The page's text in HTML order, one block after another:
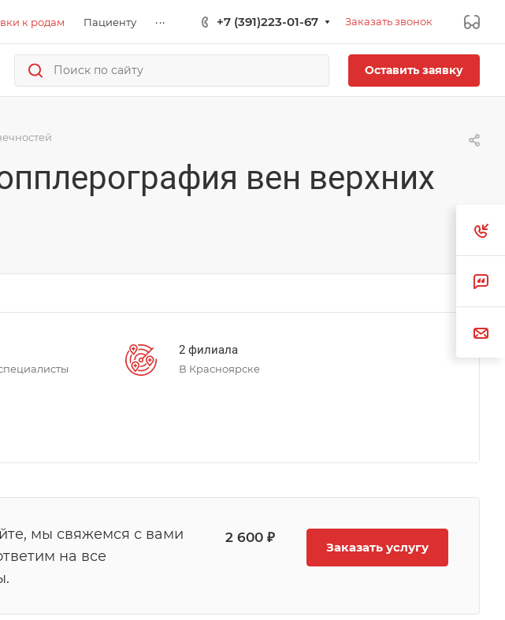
к родам Пациенту ... +7 (391)223-01-67 Заказать звонок
Оставить заявку
вен верхних
2 филиала
В Красноярске
мы свяжемся с вами
на все
2 600 ₽
Заказать услугу